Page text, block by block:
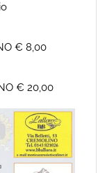
€ 8,00
€ 20,00